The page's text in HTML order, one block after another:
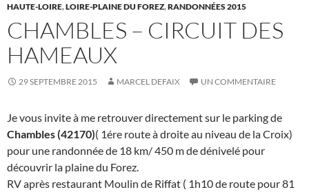
HAUTE-LOIRE,LOIRE-PLAINE DU FOREZ,RANDONNÉES 2015
CHAMBLES – CIRCUIT DES
HAMEAUX
29 SEPTEMBRE 2015 MARCEL DEFAIX UN COMMENTAIRE
Je vous invite à me retrouver directement sur le parking de
Chambles (42170)( 1ére route à droite au niveau de la Croix)
pour une randonnée de 18 km/ 450 m de dénivelé pour
découvrir la plaine du Forez.
RV après restaurant Moulin de Riffat ( 1h10 de route pour 81